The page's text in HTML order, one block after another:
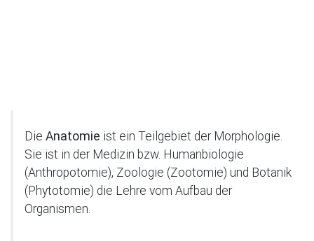
Die Anatomie ist ein Teilgebiet der Morphologie.
Sie ist in der Medizin bzw. Humanbiologie
(Anthropotomie), Zoologie (Zootomie) und Botanik
(Phytotomie) die Lehre vom Aufbau der
Organismen.